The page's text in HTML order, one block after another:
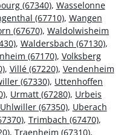
(67340), Wasselonne
(67710), Wangen
(67670), Waldolwisheim
, Waldersbach (67130),
(67170), Volksberg
, Villé (67220), Vendenheim
(67330), Uttenhoffen
, Urmatt (67280), Urbeis
Uhlwiller (67350), Uberach
, Trimbach (67470),
, Traenheim (67310),